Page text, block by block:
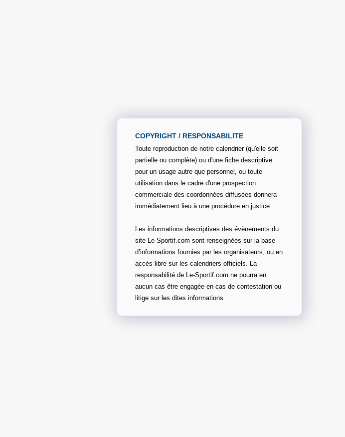
COPYRIGHT / RESPONSABILITE
Toute reproduction de notre calendrier (qu'elle soit
partielle ou complète) ou d'une fiche descriptive
pour un usage autre que personnel, ou toute
utilisation dans le cadre d'une prospection
commerciale des coordonnées diffusées donnera
immédiatement lieu à une procédure en justice.
Les informations descriptives des évènements du
site Le-Sportif.com sont renseignées sur la base
d’informations fournies par les organisateurs, ou en
accès libre sur les calendriers officiels. La
responsabilité de Le-Sportif.com ne pourra en
aucun cas être engagée en cas de contestation ou
litige sur les dites informations.